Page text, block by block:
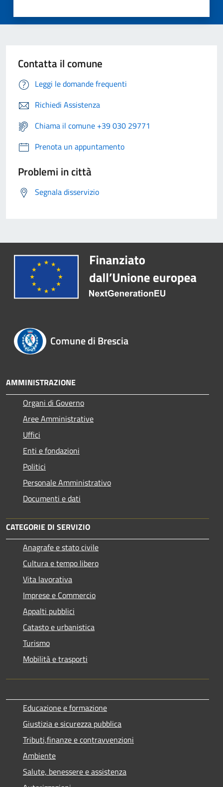
Contatta il comune
Leggi le domande frequenti
Richiedi Assistenza
Chiama il comune +39 030 29771
Prenota un appuntamento
Problemi in città
Segnala disservizio
Comune di Brescia
AMMINISTRAZIONE
Organi di Governo
Aree Amministrative
Uffici
Enti e fondazioni
Politici
Personale Amministrativo
Documenti e dati
CATEGORIE DI SERVIZIO
Anagrafe e stato civile
Cultura e tempo libero
Vita lavorativa
Imprese e Commercio
Appalti pubblici
Catasto e urbanistica
Turismo
Mobilità e trasporti
Educazione e formazione
Giustizia e sicurezza pubblica
Tributi,finanze e contravvenzioni
Ambiente
Salute, benessere e assistenza